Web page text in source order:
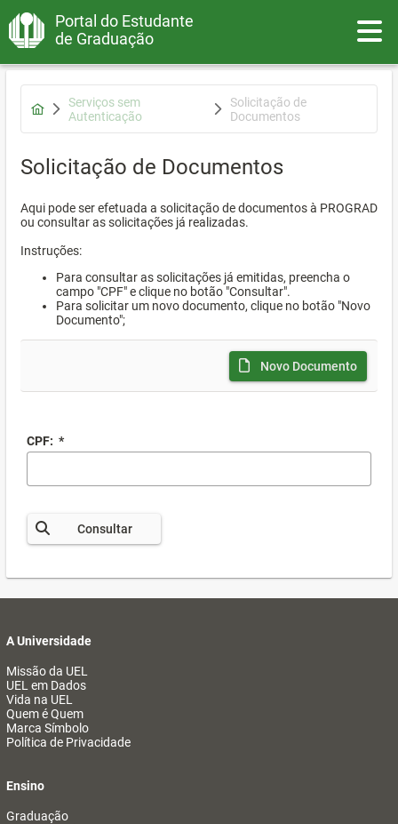
Portal do Estudante
de Graduação
Serviços sem
Autenticação
Solicitação de
Documentos
Solicitação de Documentos
Aqui pode ser efetuada a solicitação de documentos à PROGRAD
ou consultar as solicitações já realizadas.
Instruções:
Para consultar as solicitações já emitidas, preencha o
campo "CPF" e clique no botão "Consultar".
Para solicitar um novo documento, clique no botão "Novo
Documento";
Novo Documento
CPF: *
Consultar
A Universidade
Missão da UEL
UEL em Dados
Vida na UEL
Quem é Quem
Marca Símbolo
Política de Privacidade
Ensino
Graduação